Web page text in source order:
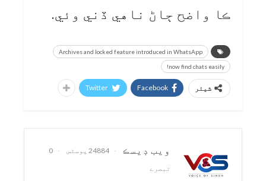
ڪا واضح ڄاڻ ناهي ڏني وئي.
Archives and locked feature introduced in WhatsApp
now find chats easily!
شیئر Facebook
Twitter
ويب ڊيسڪ 24884 پوسٹس
0
تبصرے